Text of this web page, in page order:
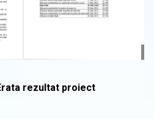
rezultat proiect